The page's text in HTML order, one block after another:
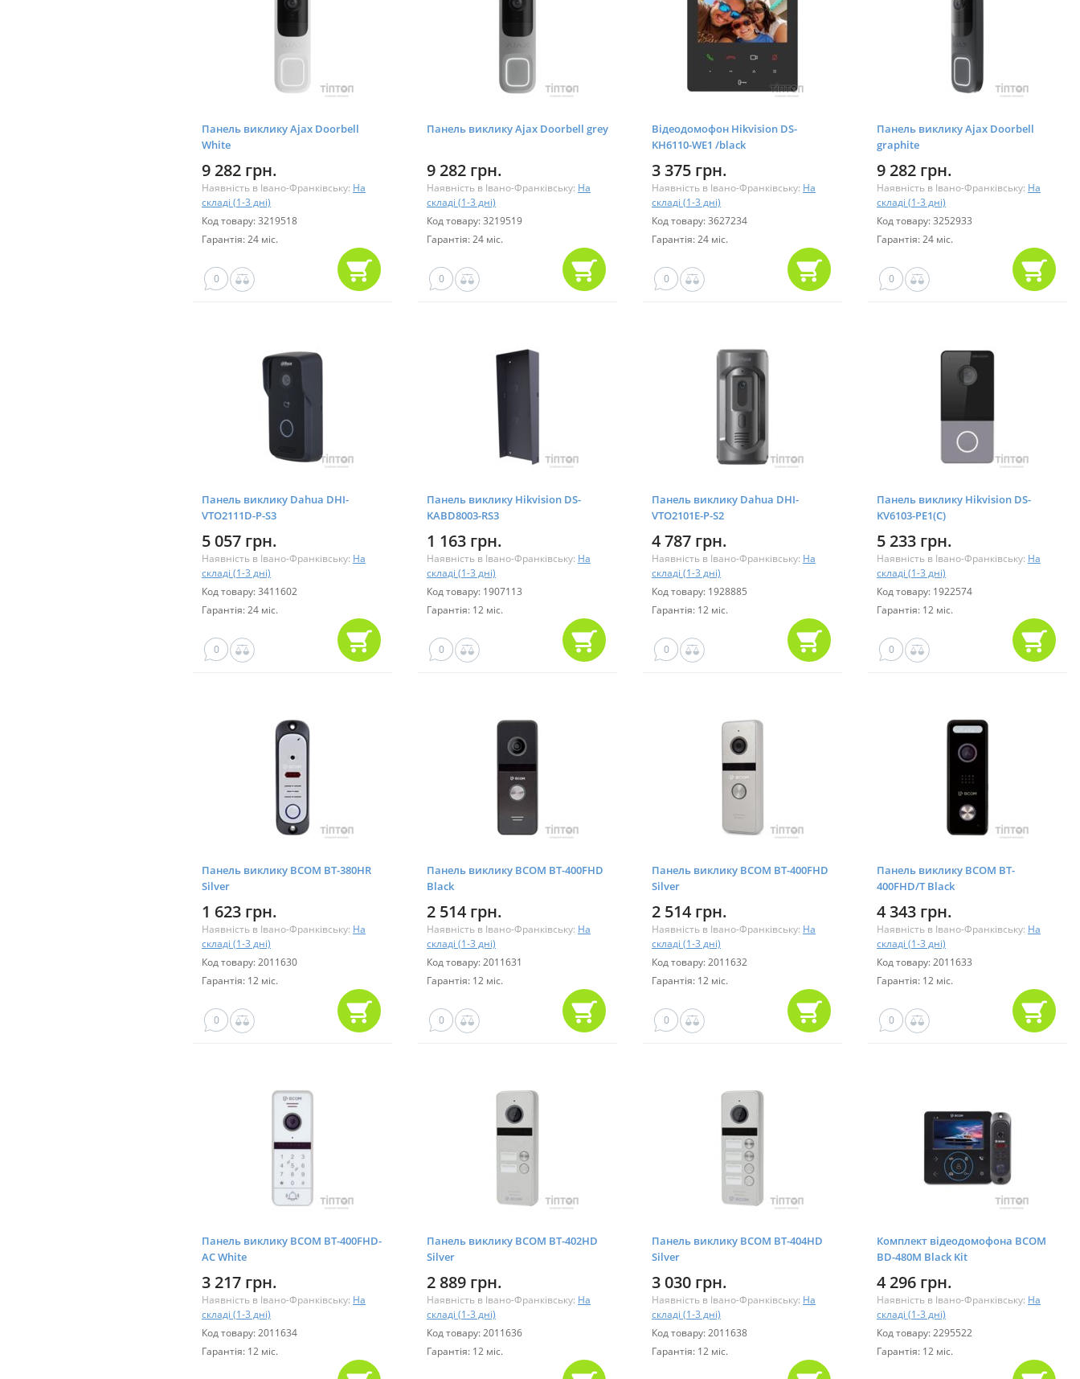
Панель виклику Ajax Doorbell
White
9 282 грн.
Наявність в Івано-Франківську: На
складі (1-3 дні)
Код товару: 3219518
Гарантія: 24 міс.
0
Панель виклику Ajax Doorbell grey
9 282 грн.
Наявність в Івано-Франківську: На
складі (1-3 дні)
Код товару: 3219519
Гарантія: 24 міс.
0
Відеодомофон Hikvision DS-
KH6110-WE1 /black
3 375 грн.
Наявність в Івано-Франківську: На
складі (1-3 дні)
Код товару: 3627234
Гарантія: 24 міс.
0
Панель виклику Ajax Doorbell
graphite
9 282 грн.
Наявність в Івано-Франківську: На
складі (1-3 дні)
Код товару: 3252933
Гарантія: 24 міс.
0
Панель виклику Dahua DHI-
VTO2111D-P-S3
5 057 грн.
Наявність в Івано-Франківську: На
складі (1-3 дні)
Код товару: 3411602
Гарантія: 24 міс.
0
Панель виклику Hikvision DS-
KABD8003-RS3
1 163 грн.
Наявність в Івано-Франківську: На
складі (1-3 дні)
Код товару: 1907113
Гарантія: 12 міс.
0
Панель виклику Dahua DHI-
VTO2101E-P-S2
4 787 грн.
Наявність в Івано-Франківську: На
складі (1-3 дні)
Код товару: 1928885
Гарантія: 12 міс.
0
Панель виклику Hikvision DS-
KV6103-PE1(С)
5 233 грн.
Наявність в Івано-Франківську: На
складі (1-3 дні)
Код товару: 1922574
Гарантія: 12 міс.
0
Панель виклику BCOM BT-380HR
Silver
1 623 грн.
Наявність в Івано-Франківську: На
складі (1-3 дні)
Код товару: 2011630
Гарантія: 12 міс.
0
Панель виклику BCOM BT-400FHD
Black
2 514 грн.
Наявність в Івано-Франківську: На
складі (1-3 дні)
Код товару: 2011631
Гарантія: 12 міс.
0
Панель виклику BCOM BT-400FHD
Silver
2 514 грн.
Наявність в Івано-Франківську: На
складі (1-3 дні)
Код товару: 2011632
Гарантія: 12 міс.
0
Панель виклику BCOM BT-
400FHD/T Black
4 343 грн.
Наявність в Івано-Франківську: На
складі (1-3 дні)
Код товару: 2011633
Гарантія: 12 міс.
0
Панель виклику BCOM BT-400FHD-
AC White
3 217 грн.
Наявність в Івано-Франківську: На
складі (1-3 дні)
Код товару: 2011634
Гарантія: 12 міс.
Панель виклику BCOM BT-402HD
Silver
2 889 грн.
Наявність в Івано-Франківську: На
складі (1-3 дні)
Код товару: 2011636
Гарантія: 12 міс.
Панель виклику BCOM BT-404HD
Silver
3 030 грн.
Наявність в Івано-Франківську: На
складі (1-3 дні)
Код товару: 2011638
Гарантія: 12 міс.
Комплект відеодомофона BCOM
BD-480M Black Kit
4 296 грн.
Наявність в Івано-Франківську: На
складі (1-3 дні)
Код товару: 2295522
Гарантія: 12 міс.